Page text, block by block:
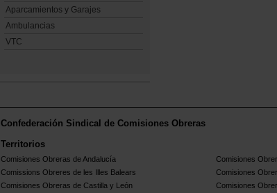
Aparcamientos y Garajes
Ambulancias
VTC
Confederación Sindical de Comisiones Obreras
Territorios
Comisiones Obreras de Andalucía Comisiones
Comissions Obreres de les Illes Balears
Comisiones
Comisiones Obreras de Castilla y León
Comisiones